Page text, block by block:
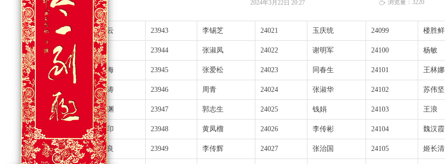
李美云 23943 李锡芝 24021 玉庆统 24099 楼胜鲜
闫盛 23944 张淑凤 24022 谢明军 24100 杨敏
刘昌海 23945 张爱松 24023 同春生 24101 王林娜
夏卓涛 23946 周青 24024 张淑华 24102 苏伟坚
夏卓渊 23947 郭志生 24025 钱娟 24103 王浪
邵保印 23948 黄凤榴 24026 李传彬 24104 魏汉霞
夏功良 23949 李传辉 24027 张治国 24105 姬长清
2024年3月22日 20:27 ꄘ 浏览量： 3220